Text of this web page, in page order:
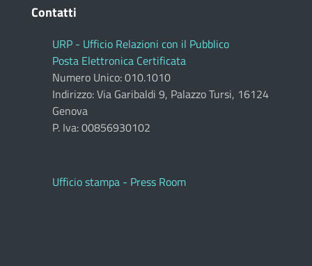
Contatti
URP - Ufficio Relazioni con il Pubblico
Posta Elettronica Certificata
Numero Unico: 010.1010
Indirizzo: Via Garibaldi 9, Palazzo Tursi, 16124
Genova
P. Iva: 00856930102
Ufficio stampa - Press Room